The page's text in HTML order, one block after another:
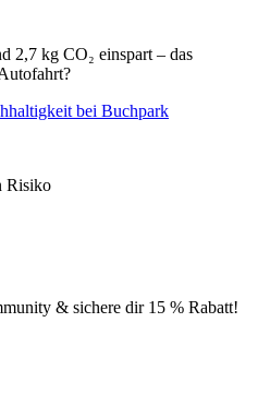
2,7 kg CO₂ einspart – das
bei Buchpark
Risiko
& sichere dir 15 % Rabatt!